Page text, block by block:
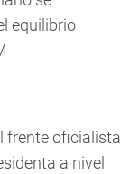
equilibrio
frente oficialista
a nivel